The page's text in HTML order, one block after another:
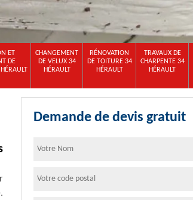
ET
DE
CHANGEMENT
DE VELUX 34
HÉRAULT
RÉNOVATION
DE TOITURE 34
HÉRAULT
TRAVAUX DE
CHARPENTE 34
HÉRAULT
Demande de devis gratuit